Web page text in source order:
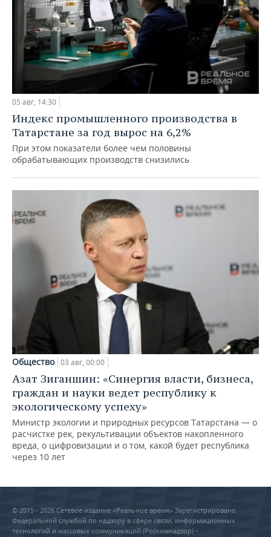
05 авг, 14:30
Индекс промышленного производства в
Татарстане за год вырос на 6,2%
При этом показатели более чем половины
обрабатывающих производств снизились
Общество 03 авг, 00:00
Азат Зиганшин: «Синергия власти, бизнеса,
граждан и науки ведет республику к
экологическому успеху»
Министр экологии и природных ресурсов Татарстана — о
расчистке рек, рекультивации объектов накопленного
вреда, о цифровизации и о том, какой будет республика
через 10 лет
© 2015 - 2026 Сетевое издание «Реальное время» Зарегистрировано
Федеральной службой по надзору в сфере связи, информационных
технологий и массовых коммуникаций (Роскомнадзор) –